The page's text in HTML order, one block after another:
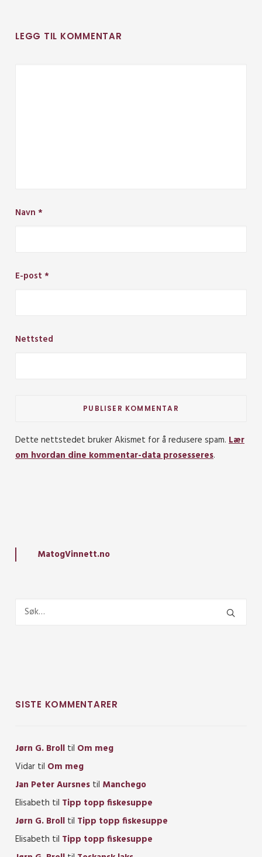
LEGG TIL KOMMENTAR
Navn *
E-post *
Nettsted
Dette nettstedet bruker Akismet for å redusere spam. Lær
om hvordan dine kommentar-data prosesseres.
MatogVinnett.no
SISTE KOMMENTARER
Jørn G. Broll til Om meg
Vidar til Om meg
Jan Peter Aursnes til Manchego
Elisabeth til Tipp topp fiskesuppe
Jørn G. Broll til Tipp topp fiskesuppe
Elisabeth til Tipp topp fiskesuppe